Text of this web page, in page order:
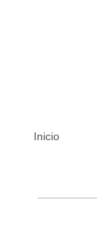
Inicio